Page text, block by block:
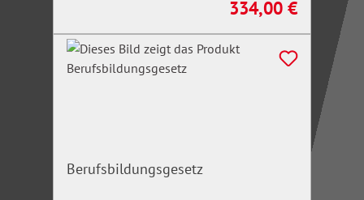
Regulärer Preis:
334,00 €
Berufsbildungsgesetz